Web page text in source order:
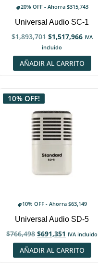
20% OFF - Ahorra $315,743
Universal Audio SC-1
$1,893,701 $1,517,966 IVA
incluido
AÑADIR AL CARRITO
10% OFF!
10% OFF - Ahorra $63,149
Universal Audio SD-5
$766,498 $691,351 IVA incluido
AÑADIR AL CARRITO